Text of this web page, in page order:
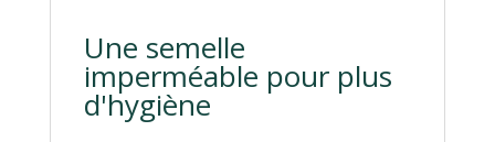
Une semelle
imperméable pour plus
d'hygiène